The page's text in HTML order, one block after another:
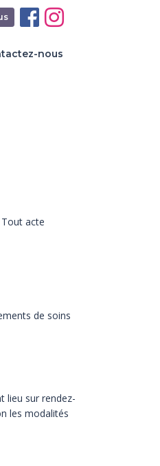
nous
Tout acte
de soins
lieu sur rendez-
les modalités